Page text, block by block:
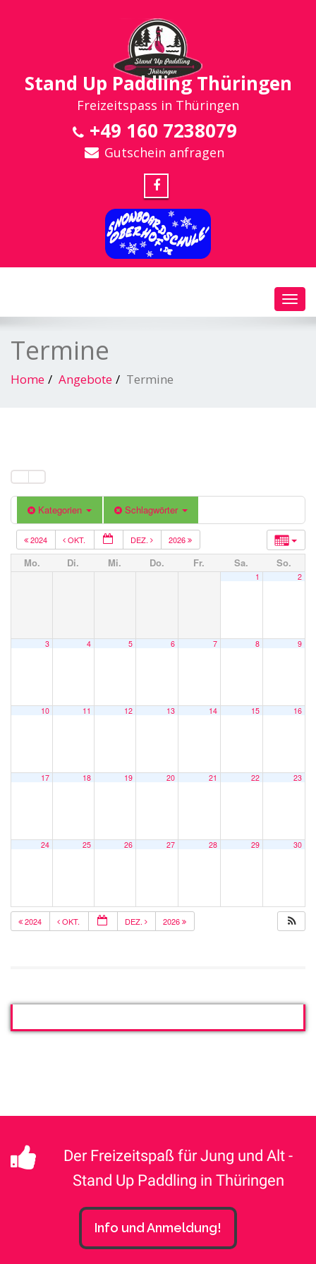
Stand Up Paddling Thüringen
Freizeitspass in Thüringen
+49 160 7238079
Gutschein anfragen
Termine
Home Angebote Termine
Kategorien Schlagwörter
2024 OKT. DEZ. 2026
Mo. Di. Mi. Do. Fr. Sa. So.
1 2
3 4 5 6 7 8 9
10 11 12 13 14 15 16
17 18 19 20 21 22 23
24 25 26 27 28 29 30
2024 OKT. DEZ. 2026
Der Freizeitspaß für Jung und Alt -
Stand Up Paddling in Thüringen
Info und Anmeldung!